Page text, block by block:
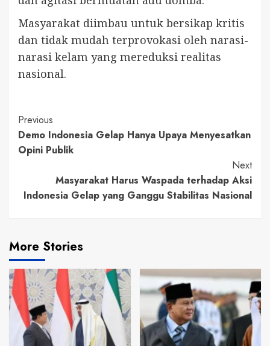
Masyarakat diimbau untuk bersikap kritis
dan tidak mudah terprovokasi oleh narasi-
narasi kelam yang mereduksi realitas
nasional.
Continue
Reading
Previous
Demo Indonesia Gelap Hanya Upaya Menyesatkan
Opini Publik
Next
Masyarakat Harus Waspada terhadap Aksi
Indonesia Gelap yang Ganggu Stabilitas Nasional
More Stories